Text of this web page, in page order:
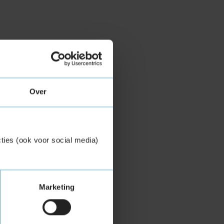
Over
(ook voor social media)
Marketing